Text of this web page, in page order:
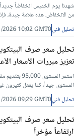
شهدنا يوم الخميس انخفاضاً
من الانخفاض. هذه علامة جيدة،
تحليل فني2026 10:02 GMT0
تحليل سعر صرف
تعزيز مبررات الأسعار
استمر
المستوى جيداً، كما يفعل كثيرون
تحليل فني2026 09:29 GMT0
تحليل سعر صرف
ارتفاعاً مؤخراً